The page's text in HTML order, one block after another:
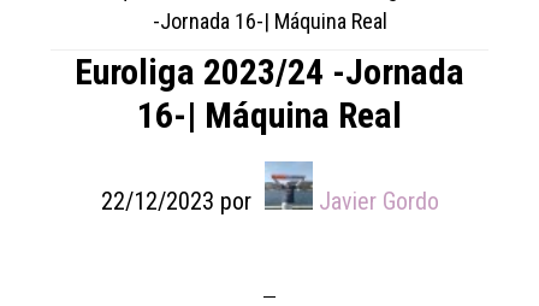
-Jornada 16-| Máquina Real
Euroliga 2023/24 -Jornada
16-| Máquina Real
22/12/2023 por Javier Gordo